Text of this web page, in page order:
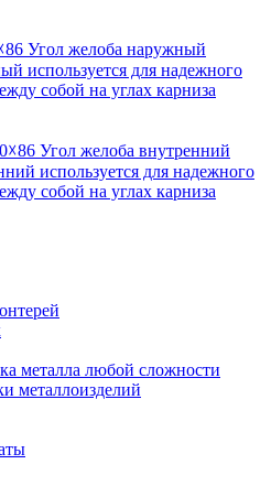
Угол желоба наружный
используется для надежного
собой на углах карниза
Угол желоба внутренний
используется для надежного
собой на углах карниза
металла любой сложности
металлоизделий